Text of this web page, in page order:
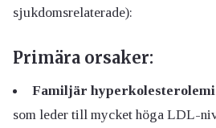
sjukdomsrelaterade):
Primära orsaker:
Familjär hyperkolesterolemi
som leder till mycket höga LDL-